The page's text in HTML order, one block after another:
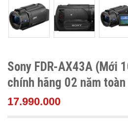
Sony FDR-AX43A (Mới
chính hãng 02 năm
17.990.000